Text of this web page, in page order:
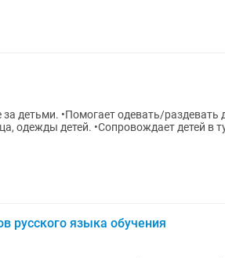
детьми. •Помогает одевать/раздевать
одежды детей. •Сопровождает детей в
русского языка обучения